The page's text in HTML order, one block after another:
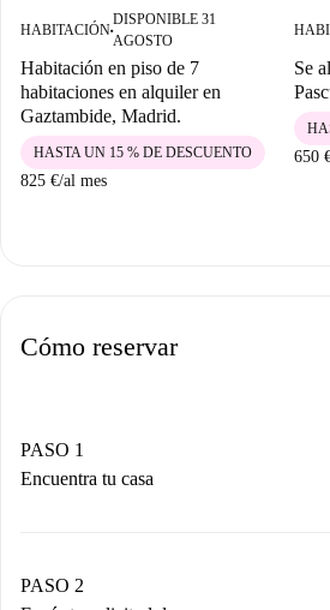
HABITACIÓN■
DISPONIBLE 31
AGOSTO
Habitación en piso de 7
habitaciones en alquiler en
Gaztambide, Madrid.
825 €/al mes
HASTA UN 15 % DE DESCUENTO
Se
650
Cómo reservar
PASO 1
Encuentra tu casa
Tienes toda la información
PASO 2